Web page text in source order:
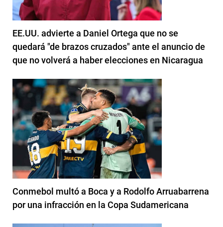
EE.UU. advierte a Daniel Ortega que no se
quedará "de brazos cruzados" ante el anuncio de
que no volverá a haber elecciones en Nicaragua
Conmebol multó a Boca y a Rodolfo Arruabarrena
por una infracción en la Copa Sudamericana